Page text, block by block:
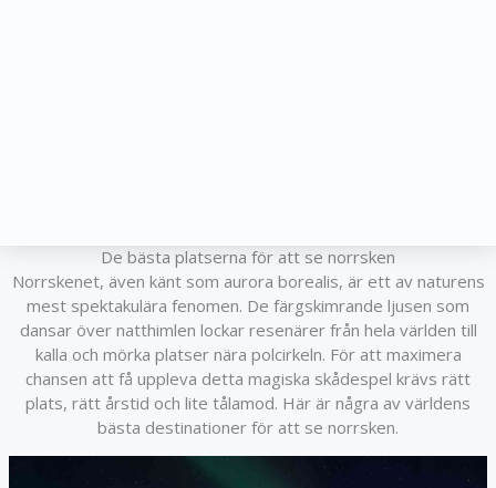
De bästa platserna för att se norrsken
Norrskenet, även känt som aurora borealis, är ett av naturens
mest spektakulära fenomen. De färgskimrande ljusen som
dansar över natthimlen lockar resenärer från hela världen till
kalla och mörka platser nära polcirkeln. För att maximera
chansen att få uppleva detta magiska skådespel krävs rätt
plats, rätt årstid och lite tålamod. Här är några av världens
bästa destinationer för att se norrsken.